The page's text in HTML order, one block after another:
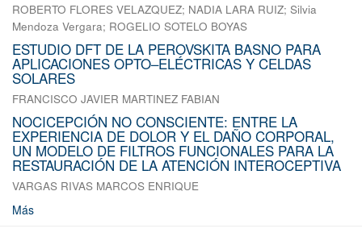
ROBERTO FLORES VELAZQUEZ; NADIA LARA RUIZ; Silvia
Mendoza Vergara; ROGELIO SOTELO BOYAS
ESTUDIO DFT DE LA PEROVSKITA BASNO PARA
APLICACIONES OPTO–ELÉCTRICAS Y CELDAS
SOLARES
FRANCISCO JAVIER MARTINEZ FABIAN
NOCICEPCIÓN NO CONSCIENTE: ENTRE LA
EXPERIENCIA DE DOLOR Y EL DAÑO CORPORAL,
UN MODELO DE FILTROS FUNCIONALES PARA LA
RESTAURACIÓN DE LA ATENCIÓN INTEROCEPTIVA
VARGAS RIVAS MARCOS ENRIQUE
Más